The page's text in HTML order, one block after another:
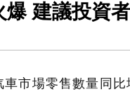
【財通AH】新能源車
市場零售數量同